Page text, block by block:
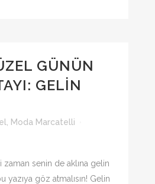
GÜNÜN
GELIN
Moda Marcatelli
zaman senin de aklına gelin
göz atmalısın! Gelin